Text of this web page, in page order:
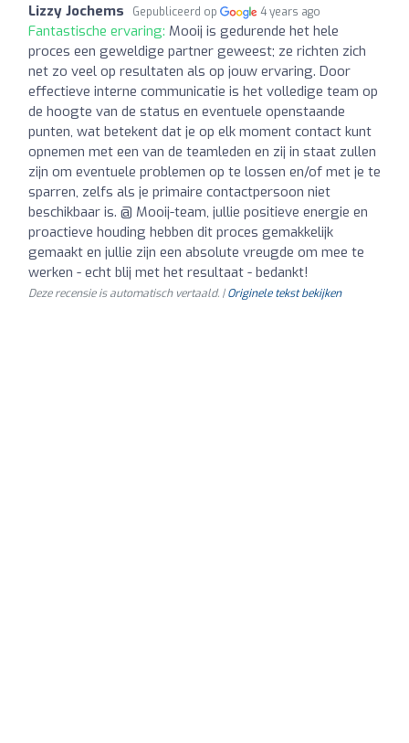
Lizzy Jochems Gepubliceerd op 4 years ago
Fantastische ervaring: Mooij is gedurende het hele
proces een geweldige partner geweest; ze richten zich
net zo veel op resultaten als op jouw ervaring. Door
effectieve interne communicatie is het volledige team op
de hoogte van de status en eventuele openstaande
punten, wat betekent dat je op elk moment contact kunt
opnemen met een van de teamleden en zij in staat zullen
zijn om eventuele problemen op te lossen en/of met je te
sparren, zelfs als je primaire contactpersoon niet
beschikbaar is. @ Mooij-team, jullie positieve energie en
proactieve houding hebben dit proces gemakkelijk
gemaakt en jullie zijn een absolute vreugde om mee te
werken - echt blij met het resultaat - bedankt!
Deze recensie is automatisch vertaald. |Originele tekst bekijken